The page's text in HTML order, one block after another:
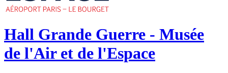
Hall Grande Guerre - Musée
de l'Air et de l'Espace